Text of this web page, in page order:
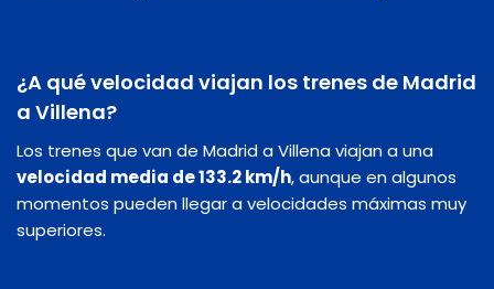
¿A qué velocidad viajan los trenes de Madrid
a Villena?
Los trenes que van de Madrid a Villena viajan a una
velocidad media de 133.2 km/h, aunque en algunos
momentos pueden llegar a velocidades máximas muy
superiores.